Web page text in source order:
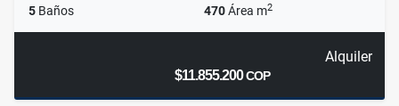
5 Baños 470Área m2
Alquiler
$11.855.200COP